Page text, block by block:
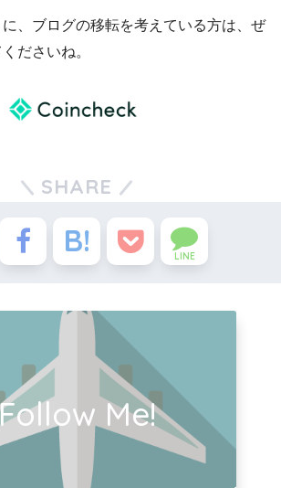
、ブログの移転を考えている方は、ぜ
ださいね。
SHARE
LINE
Me!